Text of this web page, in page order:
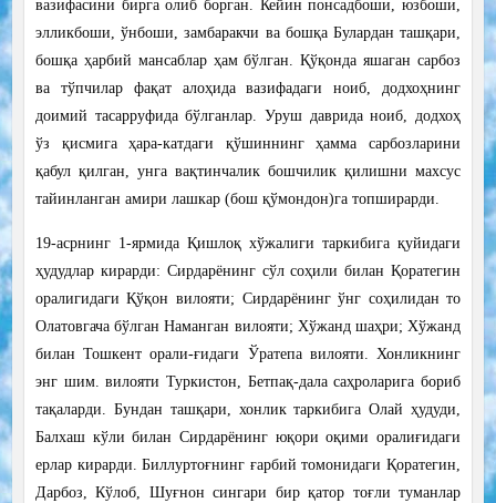
вазифасини бирга олиб борган. Кейин понсадбоши, юзбоши,
элликбоши, ўнбоши, замбаракчи ва бошқа Булардан ташқари,
бошқа ҳарбий мансаблар ҳам бўлган. Қўқонда яшаган сарбоз
ва тўпчилар фақат алоҳида вазифадаги ноиб, додхоҳнинг
доимий тасарруфида бўлганлар. Уруш даврида ноиб, додхоҳ
ўз қисмига ҳара-катдаги қўшиннинг ҳамма сарбозларини
қабул қилган, унга вақтинчалик бошчилик қилишни махсус
тайинланган амири лашкар (бош қўмондон)га топширарди.
19-асрнинг 1-ярмида Қишлоқ хўжалиги таркибига қуйидаги
ҳудудлар кирарди: Сирдарёнинг сўл соҳили билан Қоратегин
оралигидаги Қўқон вилояти; Сирдарёнинг ўнг соҳилидан то
Олатовгача бўлган Наманган вилояти; Хўжанд шаҳри; Хўжанд
билан Тошкент орали-ғидаги Ўратепа вилояти. Хонликнинг
энг шим. вилояти Туркистон, Бетпақ-дала саҳроларига бориб
тақаларди. Бундан ташқари, хонлик таркибига Олай ҳудуди,
Балхаш кўли билан Сирдарёнинг юқори оқими оралиғидаги
ерлар кирарди. Биллуртоғнинг ғарбий томонидаги Қоратегин,
Дарбоз, Кўлоб, Шуғнон сингари бир қатор тоғли туманлар